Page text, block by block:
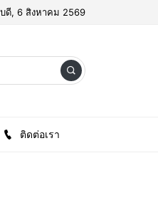
ดี, 6 สิงหาคม 2569
ติดต่อเรา